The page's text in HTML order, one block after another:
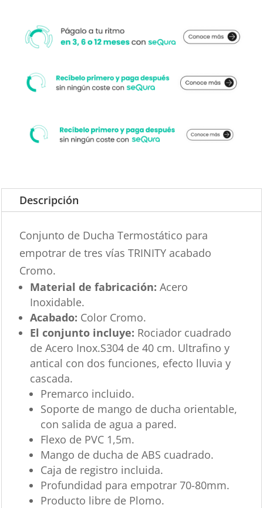
Descripción
Conjunto de Ducha Termostático para
empotrar de tres vías TRINITY acabado
Cromo.
Material de fabricación: Acero
Inoxidable.
Acabado: Color Cromo.
El conjunto incluye: Rociador cuadrado
de Acero Inox.S304 de 40 cm. Ultrafino y
antical con dos funciones, efecto lluvia y
cascada.
Premarco incluido.
Soporte de mango de ducha orientable,
con salida de agua a pared.
Flexo de PVC 1,5m.
Mango de ducha de ABS cuadrado.
Caja de registro incluida.
Profundidad para empotrar 70-80mm.
Producto libre de Plomo.